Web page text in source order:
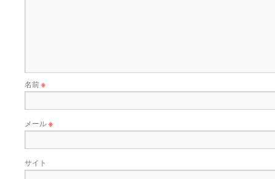
名前※
メール※
サイト